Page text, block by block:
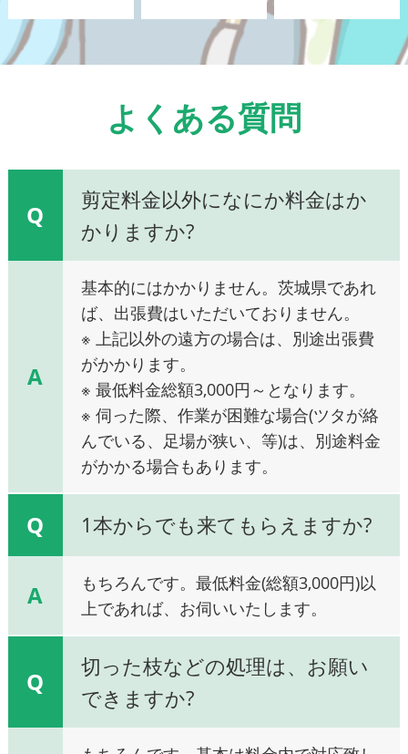
よくある質問
Q
剪定料金以外になにか料金はか
かりますか?
A
基本的にはかかりません。茨城県であれ
ば、出張費はいただいておりません。
※ 上記以外の遠方の場合は、別途出張費
がかかります。
※ 最低料金総額3,000円～となります。
※ 伺った際、作業が困難な場合(ツタが絡
んでいる、足場が狭い、等)は、別途料金
がかかる場合もあります。
Q 1本からでも来てもらえますか?
A
もちろんです。最低料金(総額3,000円)以
上であれば、お伺いいたします。
Q
切った枝などの処理は、お願い
できますか?